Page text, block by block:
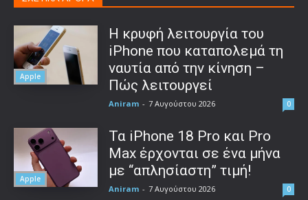
Apple
Η κρυφή λειτουργία του
iPhone που καταπολεμά τη
ναυτία από την κίνηση –
Πώς λειτουργεί
Aniram - 7 Αυγούστου 2026 0
Apple
Τα iPhone 18 Pro και Pro
Max έρχονται σε ένα μήνα
με “απλησίαστη” τιμή!
Aniram - 7 Αυγούστου 2026 0